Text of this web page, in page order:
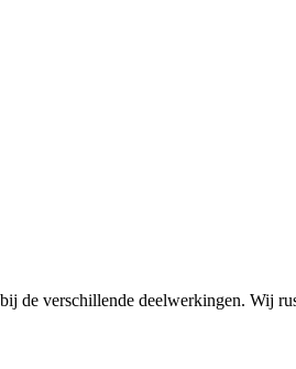
de verschillende deelwerkingen. Wij